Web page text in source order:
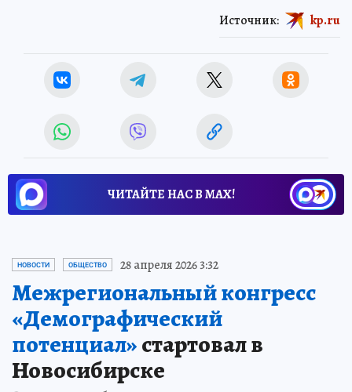
Источник: kp.ru
ЧИТАЙТЕ НАС В МАХ!
НОВОСТИ ОБЩЕСТВО 28 апреля 2026 3:32
Межрегиональный конгресс
«Демографический
потенциал»стартовал в
Новосибирске